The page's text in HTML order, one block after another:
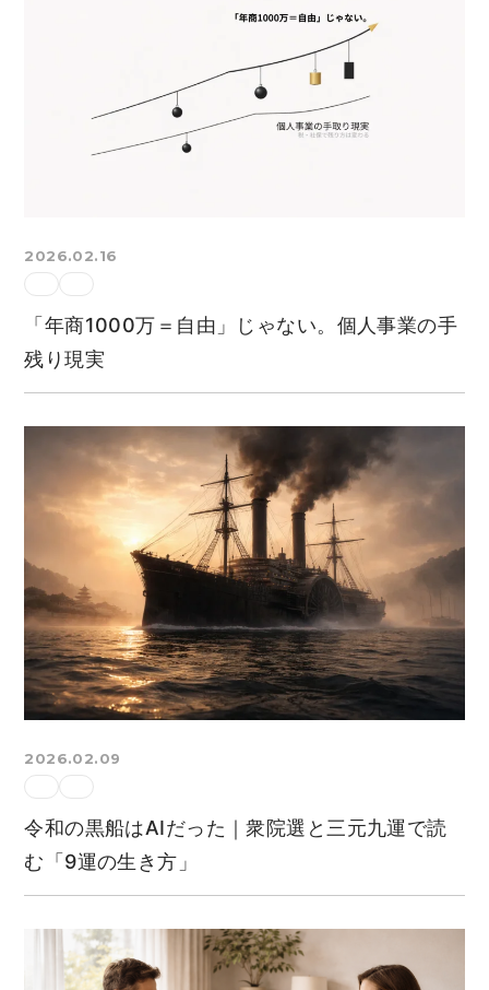
2026.02.16
「年商1000万＝自由」じゃない。個人事業の手
残り現実
2026.02.09
令和の黒船はAIだった｜衆院選と三元九運で読
む「9運の生き方」